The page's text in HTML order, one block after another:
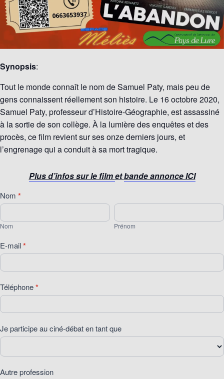
Synopsis:
Tout le monde connaît le nom de Samuel Paty, mais peu de
gens connaissent réellement son histoire. Le 16 octobre 2020,
Samuel Paty, professeur d’Histoire-Géographie, est assassiné
à la sortie de son collège. À la lumière des enquêtes et des
procès, ce film revient sur ses onze derniers jours, et
l’engrenage qui a conduit à sa mort tragique.
Plus d’infos sur le filmetbande annonce ICI
[70]
Ciné
Débat
du
mardi
15
Nom *
Nom
Nom
Prénom
Prénom
E-mail*
Téléphone*
Je participe au ciné-débat en tant que
Autre profession